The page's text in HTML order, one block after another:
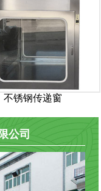
不锈钢传递窗
公司